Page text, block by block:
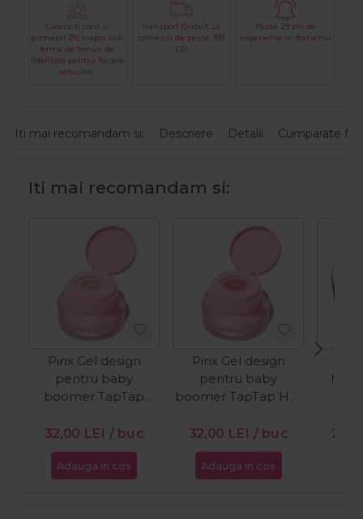
Creaza-ti cont si
primesti 2% inapoi sub
forma de bonus de
fidelitate pentru fiecare
achizitie.
Transport Gratuit La
comenzi de peste 399
LEI
Peste 29 ani de
experienta in domeniu
Iti mai recomandam si: Descriere Detalii Cumparate
Iti mai recomandam si:
Pinx Gel design
pentru baby
boomer TapTap
32,00 LEI / buc
Adauga in cos
Pinx Gel design
pentru baby
boomer TapTap Hot
32,00 LEI / buc
Adauga in cos